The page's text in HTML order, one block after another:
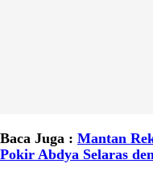
Baca Juga : Mantan
Pokir Abdya Selaras